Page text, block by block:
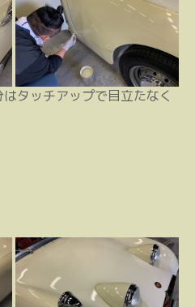
タッチアップで目立たなく